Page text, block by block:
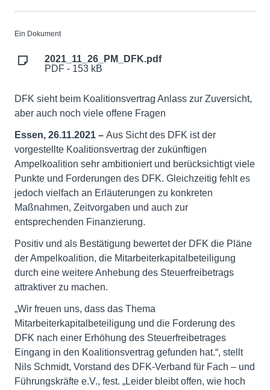
Ein Dokument
2021_11_26_PM_DFK.pdf
PDF - 153 kB
DFK sieht beim Koalitionsvertrag Anlass zur Zuversicht,
aber auch noch viele offene Fragen
Essen, 26.11.2021 – Aus Sicht des DFK ist der
vorgestellte Koalitionsvertrag der zukünftigen
Ampelkoalition sehr ambitioniert und berücksichtigt viele
Punkte und Forderungen des DFK. Gleichzeitig fehlt es
jedoch vielfach an Erläuterungen zu konkreten
Maßnahmen, Zeitvorgaben und auch zur
entsprechenden Finanzierung.
Positiv und als Bestätigung bewertet der DFK die Pläne
der Ampelkoalition, die Mitarbeiterkapitalbeteiligung
durch eine weitere Anhebung des Steuerfreibetrags
attraktiver zu machen.
„Wir freuen uns, dass das Thema
Mitarbeiterkapitalbeteiligung und die Forderung des
DFK nach einer Erhöhung des Steuerfreibetrages
Eingang in den Koalitionsvertrag gefunden hat.“, stellt
Nils Schmidt, Vorstand des DFK-Verband für Fach – und
Führungskräfte e.V., fest. „Leider bleibt offen, wie hoch